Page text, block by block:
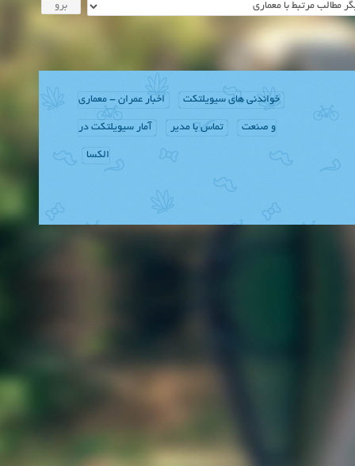
خواندنی های سیویلتکت اخبار عمران - معماری
و صنعت تماس با مدیر آمار سیویلتکت در
الکسا